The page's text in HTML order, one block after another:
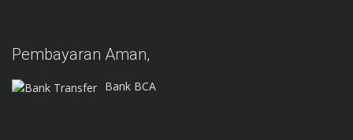
Pembayaran Aman,
Bank BCA